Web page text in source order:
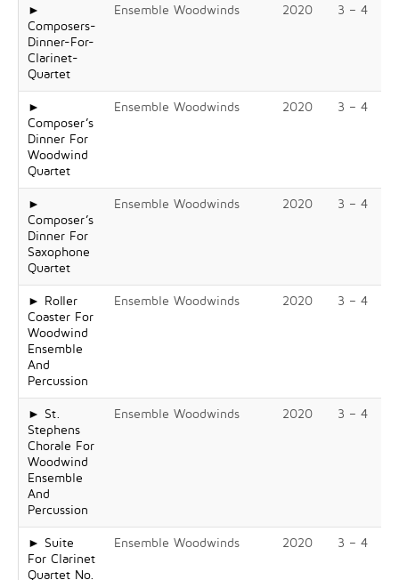
►
Composers-
Dinner-For-
Clarinet-
Quartet
Ensemble Woodwinds 2020 3 – 4
►
Composer’s
Dinner For
Woodwind
Quartet
Ensemble Woodwinds 2020 3 – 4
►
Composer’s
Dinner For
Saxophone
Quartet
Ensemble Woodwinds 2020 3 – 4
► Roller
Coaster For
Woodwind
Ensemble
And
Percussion
Ensemble Woodwinds 2020 3 – 4
► St.
Stephens
Chorale For
Woodwind
Ensemble
And
Percussion
Ensemble Woodwinds 2020 3 – 4
► Suite
For Clarinet
Quartet No.
Ensemble Woodwinds 2020 3 – 4